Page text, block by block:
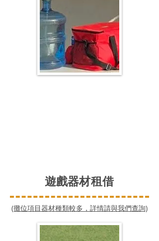
遊戲器材租借
(​攤位項目器材種類較多，詳情請與我們查詢)